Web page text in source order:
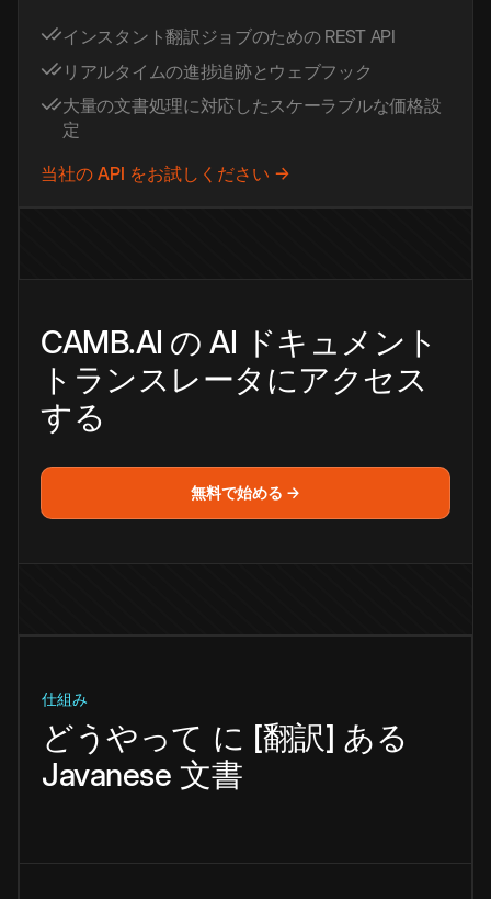
インスタント翻訳ジョブのための REST API
リアルタイムの進捗追跡とウェブフック
大量の文書処理に対応したスケーラブルな価格設
定
当社の API をお試しください →
CAMB.AI の AI ドキュメント
トランスレータにアクセス
する
無料で始める →
仕組み
どうやって に [翻訳] ある
Javanese 文書